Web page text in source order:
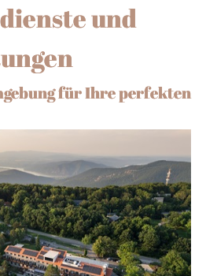
und
für Ihre perfekten